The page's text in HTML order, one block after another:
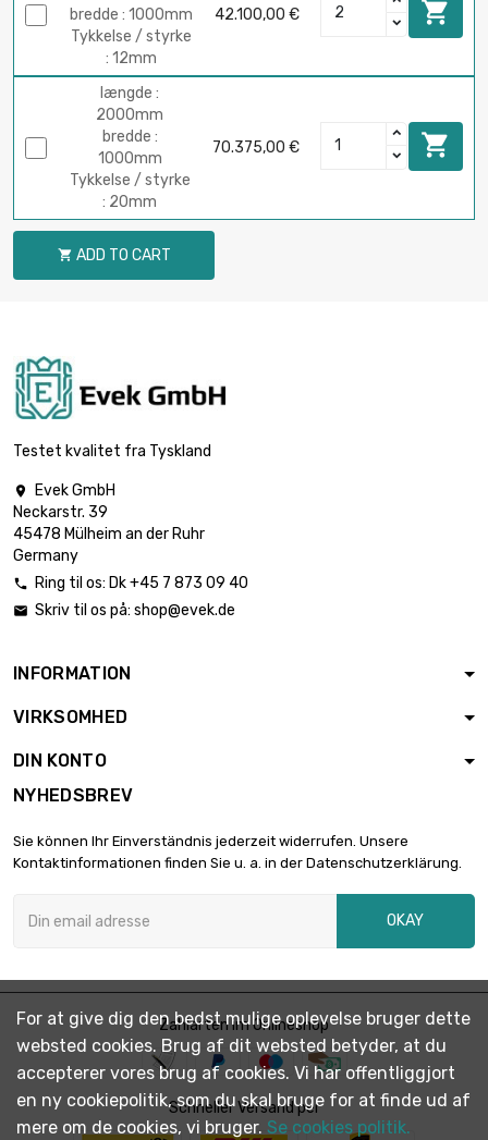
bredde : 1000mm
Tykkelse / styrke
: 12mm
42.100,00 € 
længde :
2000mm
bredde :
1000mm
Tykkelse / styrke
: 20mm
70.375,00 € 
 ADD TO CART
Testet kvalitet fra Tyskland

Evek GmbH
Neckarstr. 39
45478 Mülheim an der Ruhr
Germany
 Ring til os: Dk +45 7 873 09 40
 Skriv til os på: shop@evek.de
INFORMATION
VIRKSOMHED
DIN KONTO
NYHEDSBREV
Sie können Ihr Einverständnis jederzeit widerrufen. Unsere
Kontaktinformationen finden Sie u. a. in der Datenschutzerklärung.
OKAY
Zahlarten im Onlineshop
Schneller Versand per
For at give dig den bedst mulige oplevelse bruger dette
websted cookies. Brug af dit websted betyder, at du
accepterer vores brug af cookies. Vi har offentliggjort
en ny cookiepolitik, som du skal bruge for at finde ud af
mere om de cookies, vi bruger. Se cookies politik.